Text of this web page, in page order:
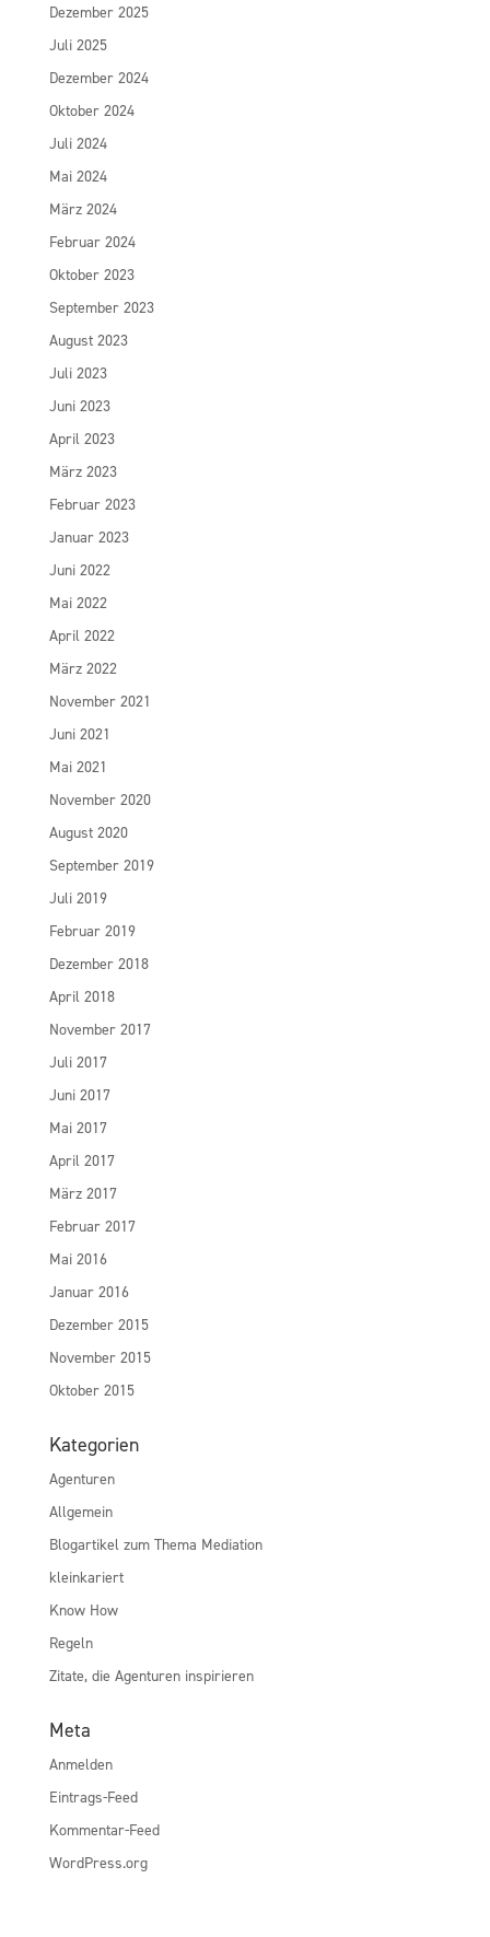
Dezember 2025
Juli 2025
Dezember 2024
Oktober 2024
Juli 2024
Mai 2024
März 2024
Februar 2024
Oktober 2023
September 2023
August 2023
Juli 2023
Juni 2023
April 2023
März 2023
Februar 2023
Januar 2023
Juni 2022
Mai 2022
April 2022
März 2022
November 2021
Juni 2021
Mai 2021
November 2020
August 2020
September 2019
Juli 2019
Februar 2019
Dezember 2018
April 2018
November 2017
Juli 2017
Juni 2017
Mai 2017
April 2017
März 2017
Februar 2017
Mai 2016
Januar 2016
Dezember 2015
November 2015
Oktober 2015
Kategorien
Agenturen
Allgemein
Blogartikel zum Thema Mediation
kleinkariert
Know How
Regeln
Zitate, die Agenturen inspirieren
Meta
Anmelden
Eintrags-Feed
Kommentar-Feed
WordPress.org